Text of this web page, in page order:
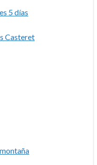
5 días
Casteret